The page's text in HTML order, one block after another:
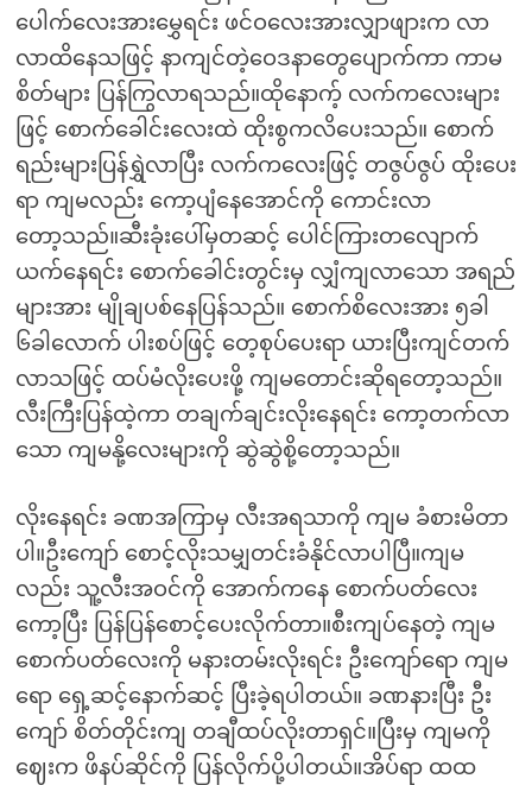
ပေါက်လေးအားမွှေရင်း ဖင်ဝလေးအားလျှာဖျားက လာ
လာထိနေသဖြင့် နာကျင်တဲ့ဝေဒနာတွေပျောက်ကာ ကာမ
စိတ်များ ပြန်ကြွလာရသည်။ထိုနောက့် လက်ကလေးများ
ဖြင့် စောက်ခေါင်းလေးထဲ ထိုးစွကလိပေးသည်။ စောက်
ရည်းများပြန်ရွှဲလာပြီး လက်ကလေးဖြင့် တဇွပ်ဇွပ် ထိုးပေး
ရာ ကျမလည်း ကော့ပျံနေအောင်ကို ကောင်းလာ
တော့သည်။ဆီးခုံးပေါ်မှတဆင့် ပေါင်ကြားတလျောက်
ယက်နေရင်း စောက်ခေါင်းတွင်းမှ လျှံကျလာသော အရည်
များအား မျိုချပစ်နေပြန်သည်။ စောက်စိလေးအား ၅ခါ
၆ခါလောက် ပါးစပ်ဖြင့် တေ့စုပ်ပေးရာ ယားပြီးကျင်တက်
လာသဖြင့် ထပ်မံလိုးပေးဖို့ ကျမတောင်းဆိုရတော့သည်။
လီးကြီးပြန်ထဲ့ကာ တချက်ချင်းလိုးနေရင်း ကော့တက်လာ
သော ကျမနို့လေးများကို ဆွဲဆွဲစို့တော့သည်။
လိုးနေရင်း ခဏအကြာမှ လီးအရသာကို ကျမ ခံစားမိတာ
ပါ။ဦးကျော် စောင့်လိုးသမျှတင်းခံနိုင်လာပါပြီ။ကျမ
လည်း သူ့လီးအဝင်ကို အောက်ကနေ စောက်ပတ်လေး
ကော့ပြီး ပြန်ပြန်စောင့်ပေးလိုက်တာ။စီးကျပ်နေတဲ့ ကျမ
စောက်ပတ်လေးကို မနားတမ်းလိုးရင်း ဦးကျော်ရော ကျမ
ရော ရှေ့ဆင့်နောက်ဆင့် ပြီးခဲ့ရပါတယ်။ ခဏနားပြီး ဦး
ကျော် စိတ်တိုင်းကျ တချီထပ်လိုးတာရှင်။ပြီးမှ ကျမကို
ဈေးက ဖိနပ်ဆိုင်ကို ပြန်လိုက်ပို့ပါတယ်။အိပ်ရာ ထထ